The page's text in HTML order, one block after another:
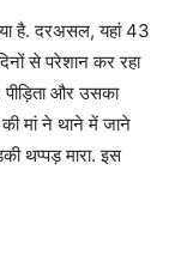
है. दरअसल, यहां 43
से परेशान कर रहा
पीड़िता और उसका
मां ने थाने में जाने
थप्पड़ मारा. इस